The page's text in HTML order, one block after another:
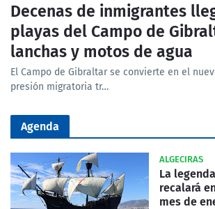
Decenas de inmigrantes
playas del Campo de
lanchas y motos de agua
El Campo de Gibraltar se convierte en el
presión migratoria tr…
Agenda
ALGECIRAS
La
recalará
mes de